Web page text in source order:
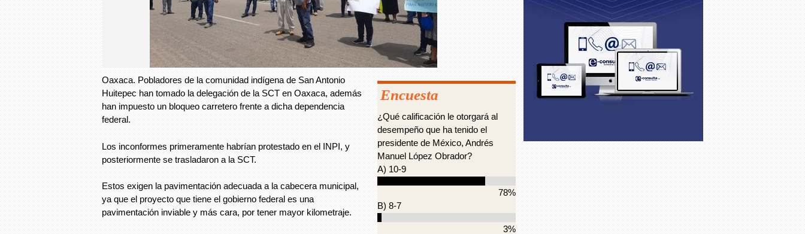
Oaxaca. Pobladores de la comunidad indígena de San Antonio
Huitepec han tomado la delegación de la SCT en Oaxaca, además
han impuesto un bloqueo carretero frente a dicha dependencia
federal.
Los inconformes primeramente habrían protestado en el INPI, y
posteriormente se trasladaron a la SCT.
Estos exigen la pavimentación adecuada a la cabecera municipal,
ya que el proyecto que tiene el gobierno federal es una
pavimentación inviable y más cara, por tener mayor kilometraje.
Encuesta
¿Qué calificación le otorgará al
desempeño que ha tenido el
presidente de México, Andrés
Manuel López Obrador?
A) 10-9
78%
B) 8-7
3%